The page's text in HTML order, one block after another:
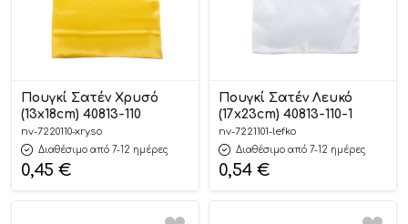
Πουγκί Σατέν Χρυσό
(13x18cm) 40813-110
nv-7220110-xryso
Διαθέσιμο από 7-12 ημέρες
0,45 €
Πουγκί Σατέν Λευκό
(17x23cm) 40813-110-1
nv-7221101-lefko
Διαθέσιμο από 7-12 ημέρες
0,54 €